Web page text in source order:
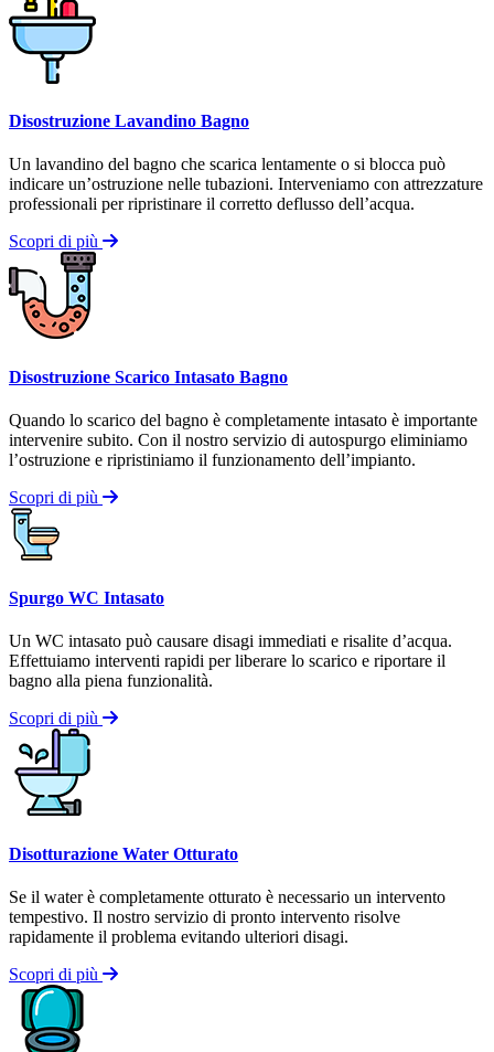
Disostruzione Lavandino Bagno
Un lavandino del bagno che scarica lentamente o si blocca può
indicare un’ostruzione nelle tubazioni. Interveniamo con attrezzature
professionali per ripristinare il corretto deflusso dell’acqua.
Scopri di più
Disostruzione Scarico Intasato Bagno
Quando lo scarico del bagno è completamente intasato è importante
intervenire subito. Con il nostro servizio di autospurgo eliminiamo
l’ostruzione e ripristiniamo il funzionamento dell’impianto.
Scopri di più
Spurgo WC Intasato
Un WC intasato può causare disagi immediati e risalite d’acqua.
Effettuiamo interventi rapidi per liberare lo scarico e riportare il
bagno alla piena funzionalità.
Scopri di più
Disotturazione Water Otturato
Se il water è completamente otturato è necessario un intervento
tempestivo. Il nostro servizio di pronto intervento risolve
rapidamente il problema evitando ulteriori disagi.
Scopri di più